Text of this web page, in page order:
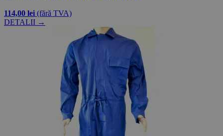
114,00 lei (fără TVA)
DETALII →